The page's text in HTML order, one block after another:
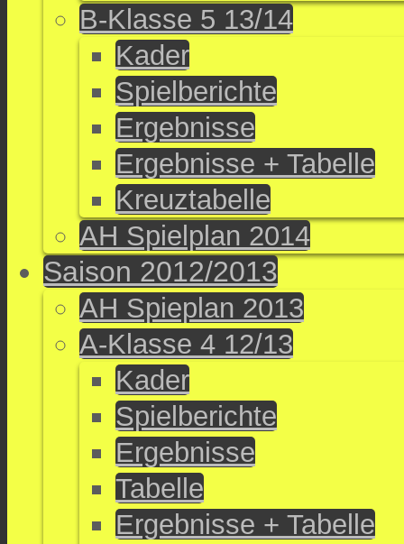
B-Klasse 5 13/14
Kader
Spielberichte
Ergebnisse
Ergebnisse + Tabelle
Kreuztabelle
AH Spielplan 2014
Saison 2012/2013
AH Spieplan 2013
A-Klasse 4 12/13
Kader
Spielberichte
Ergebnisse
Tabelle
Ergebnisse + Tabelle